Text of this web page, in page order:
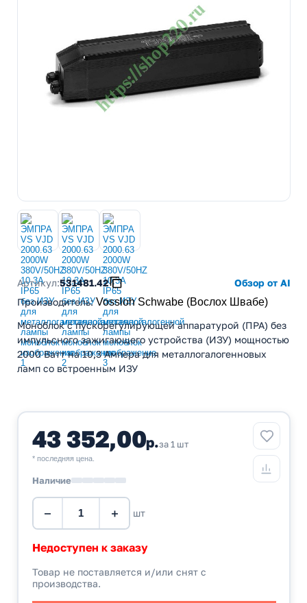
Артикул:531481.42
Обзор от AI
Производитель:Vossloh Schwabe (Вослох Швабе)
Моноблок с пускорегулирующей аппаратурой (ПРА) без
импульсного зажигающего устройства (ИЗУ) мощностью
2000 Ватт на 10,3 Ампера для металлогалогенновых
ламп со встроенным ИЗУ
43 352,00р.за 1 шт
* последняя цена.
Наличие
− + шт
Недоступен к заказу
Товар не поставляется и/или снят с
производства.